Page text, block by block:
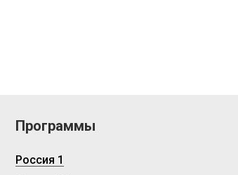
Программы
Россия 1